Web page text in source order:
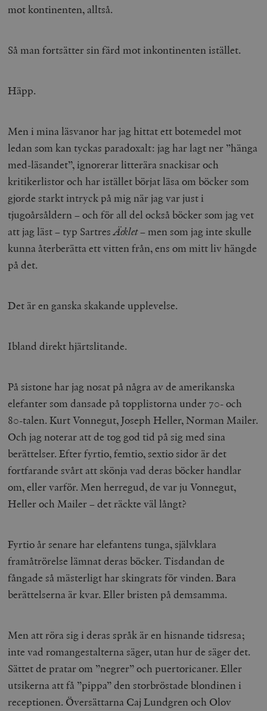
mot kontinenten, alltså.
Så man fortsätter sin färd mot inkontinenten istället.
Häpp.
Men i mina läsvanor har jag hittat ett botemedel mot
ledan som kan tyckas paradoxalt: jag har lagt ner ”hänga
med-läsandet”, ignorerar litterära snackisar och
kritikerlistor och har istället börjat läsa om böcker som
gjorde starkt intryck på mig när jag var just i
tjugoårsåldern – och för all del också böcker som jag vet
att jag läst – typ SartresÄcklet– men som jag inte skulle
kunna återberätta ett vitten från, ens om mitt liv hängde
på det.
Det är en ganska skakande upplevelse.
Ibland direkt hjärtslitande.
På sistone har jag nosat på några av de amerikanska
elefanter som dansade på topplistorna under 70- och
80-talen. Kurt Vonnegut, Joseph Heller, Norman Mailer.
Och jag noterar att de tog god tid på sig med sina
berättelser. Efter fyrtio, femtio, sextio sidor är det
fortfarande svårt att skönja vad deras böcker handlar
om, eller varför. Men herregud, de var ju Vonnegut,
Heller och Mailer – det räckte väl långt?
Fyrtio år senare har elefantens tunga, självklara
framåtrörelse lämnat deras böcker. Tisdandan de
fångade så mästerligt har skingrats för vinden. Bara
berättelserna är kvar. Eller bristen på demsamma.
Men att röra sig i deras språk är en hisnande tidsresa;
inte vad romangestalterna säger, utan hur de säger det.
Sättet de pratar om ”negrer” och puertoricaner. Eller
utsikerna att få ”pippa” den storbröstade blondinen i
receptionen. Översättarna Caj Lundgren och Olov